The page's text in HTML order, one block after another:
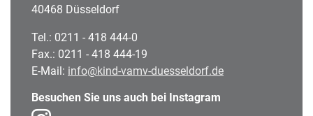
40468 Düsseldorf
Tel.: 0211 - 418 444-0
Fax.: 0211 - 418 444-19
E-Mail: info@kind-vamv-duesseldorf.de
Besuchen Sie uns auch bei Instagram